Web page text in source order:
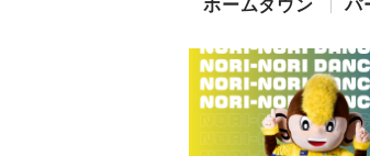
ホームタウン パ